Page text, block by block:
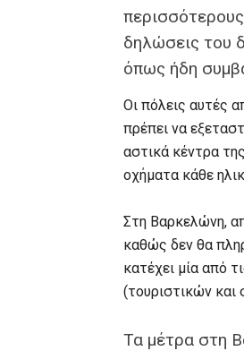
δηλώσεις του
όπως ήδη
Οι πόλεις αυτές
πρέπει να
αστικά κέντρα
οχήματα κάθε
Στη Βαρκελώνη,
καθώς δεν θα
κατέχει μία από
(τουριστικών και
Τα μέτρα στη